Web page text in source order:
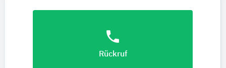
phone
Rückruf